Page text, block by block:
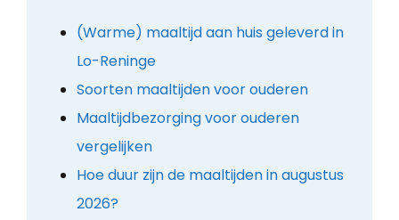
(Warme) maaltijd aan huis geleverd in
Lo-Reninge
Soorten maaltijden voor ouderen
Maaltijdbezorging voor ouderen
vergelijken
Hoe duur zijn de maaltijden in augustus
2026?